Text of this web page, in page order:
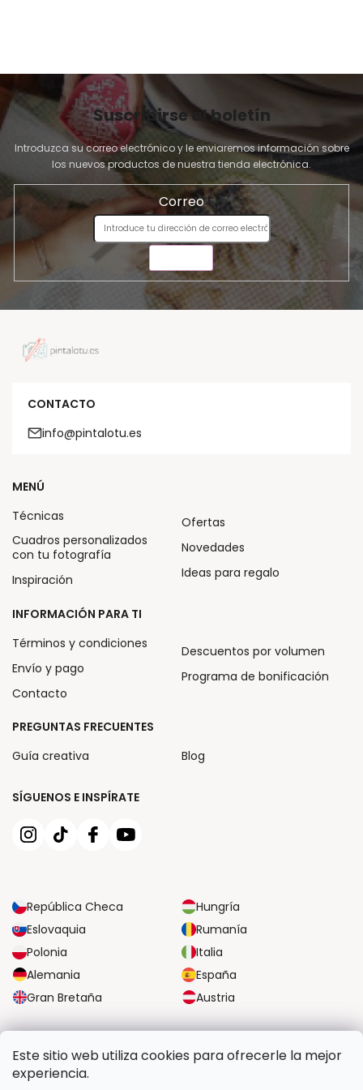
Este sitio web utiliza cookies para ofrecerle la mejor
experiencia.
Suscribirse al boletín
Introduzca su correo electrónico y le enviaremos información sobre
los nuevos productos de nuestra tienda electrónica.
Correo
CONTACTO
info@pintalotu.es
SÍGUENOS E INSPÍRATE
República Checa
Hungría
Eslovaquia
Rumanía
Polonia
Italia
Alemania
España
Gran Bretaña
Austria
MENÚ
Técnicas
Cuadros personalizados
con tu fotografía
Inspiración
Ofertas
Novedades
Ideas para regalo
INFORMACIÓN PARA TI
Términos y condiciones
Envío y pago
Contacto
Descuentos por volumen
Programa de bonificación
PREGUNTAS FRECUENTES
Guía creativa
Blog